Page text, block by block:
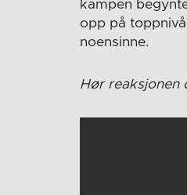
kampen
opp på
noensinne.
Hør reaksjonen